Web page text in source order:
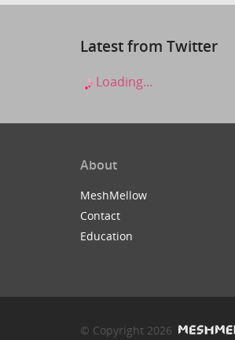
Latest from Twitter
Loading...
About
MeshMellow
Contact
Education
© Copyright 2026